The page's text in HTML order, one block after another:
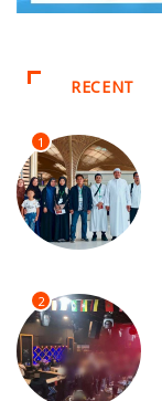
RECENT
1
2